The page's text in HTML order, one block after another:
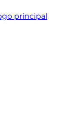
principal